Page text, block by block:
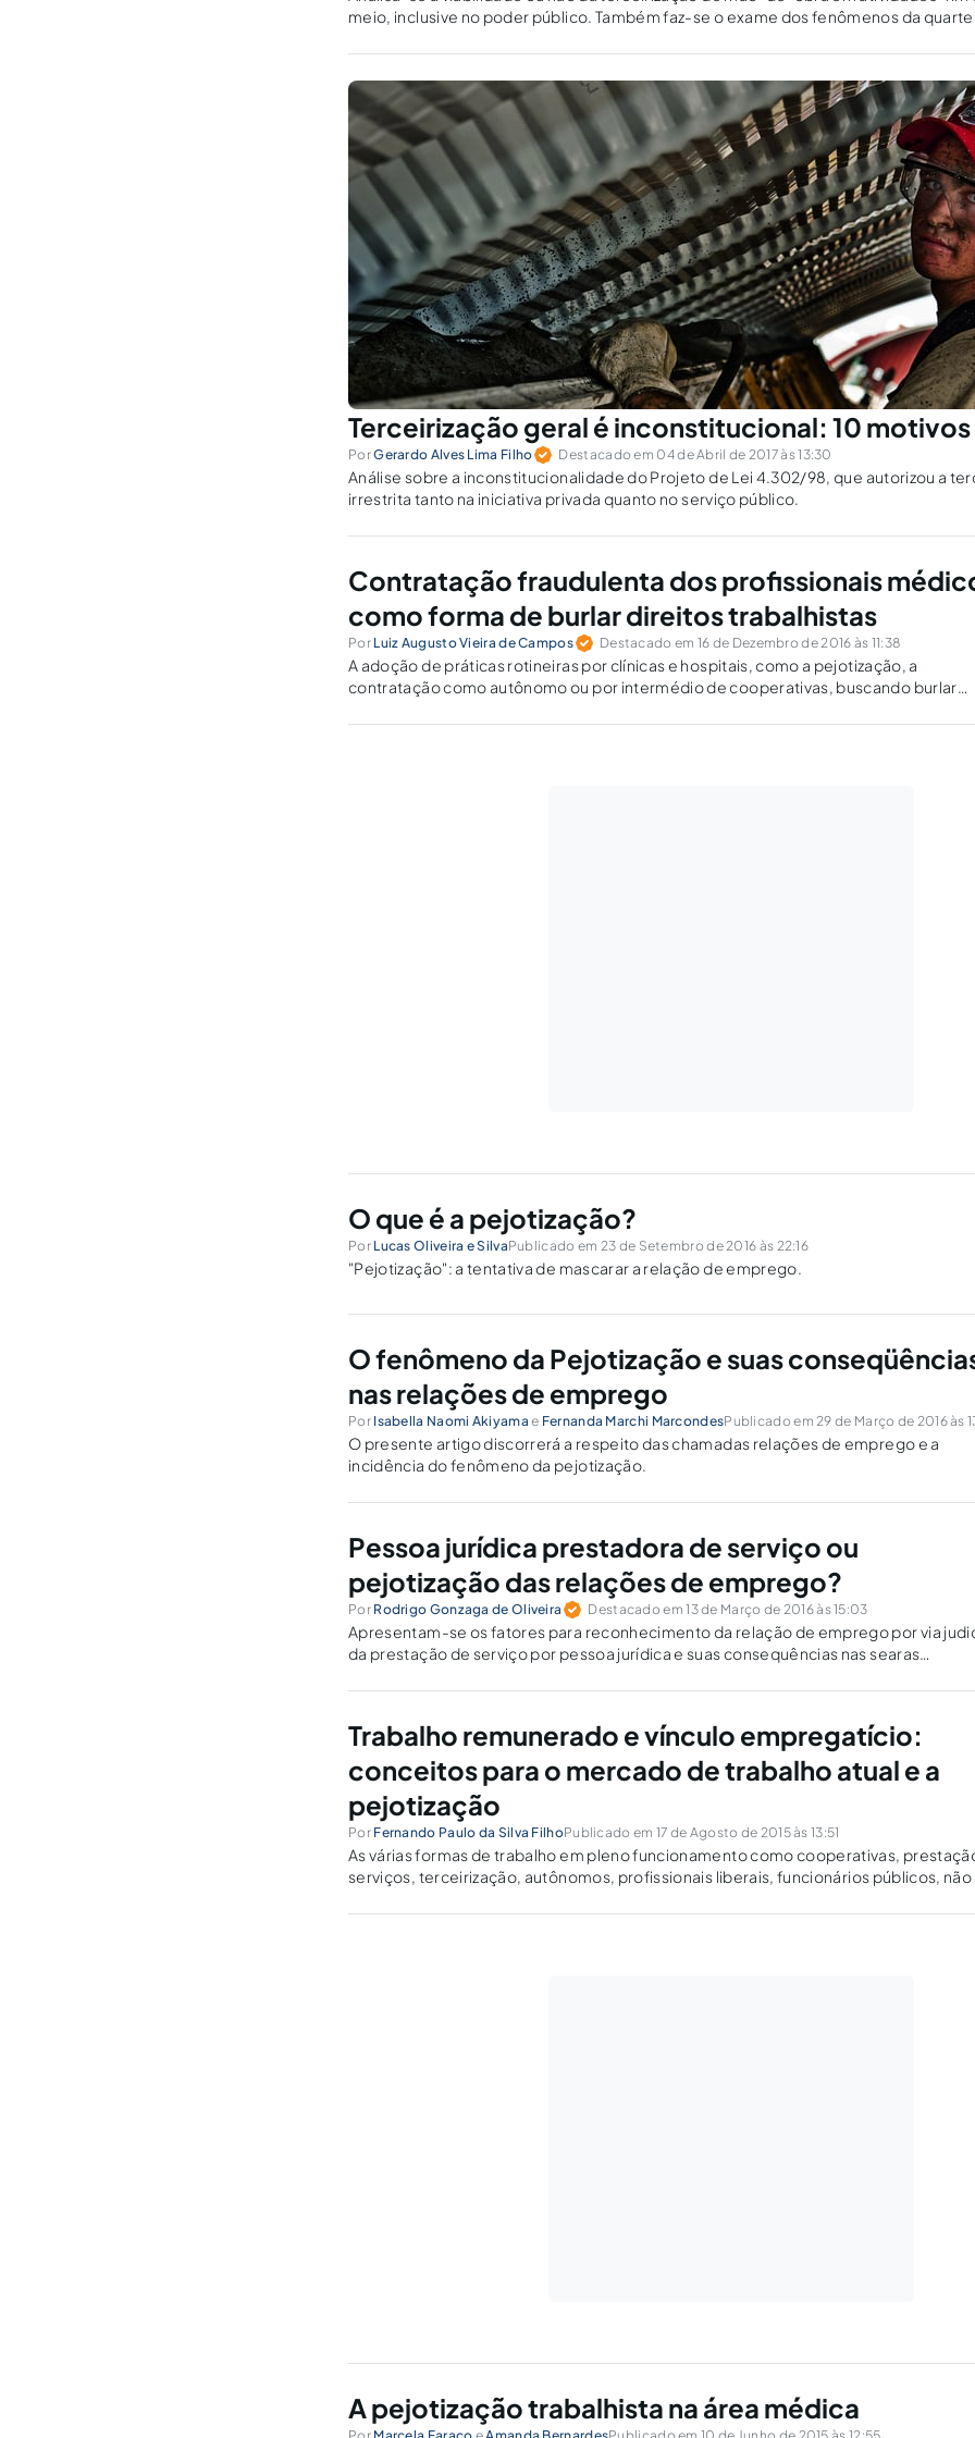
meio, inclusive no poder público. Também faz-se o exame dos fenômenos da
Terceirização geral é inconstitucional: 10 motivos
PorGerardo Alves Lima Filho Destacado em 04 de Abril de 2017 às 13:30
Análise sobre a inconstitucionalidade do Projeto de Lei 4.302/98, que autorizou a
irrestrita tanto na iniciativa privada quanto no serviço público.
Contratação fraudulenta dos profissionais
como forma de burlar direitos trabalhistas
Por Luiz Augusto Vieira de Campos Destacado em 16 de Dezembro de 2016 às 11:38
A adoção de práticas rotineiras por clínicas e hospitais, como a pejotização, a
contratação como autônomo ou por intermédio de cooperativas, buscando burlar
O que é a pejotização?
Por Lucas Oliveira e SilvaPublicado em 23 de Setembro de 2016 às 22:16
"Pejotização": a tentativa de mascarar a relação de emprego.
O fenômeno da Pejotização e suas
nas relações de emprego
Por Isabella Naomi Akiyama e Fernanda Marchi MarcondesPublicado em 29 de Março de 2016 às
O presente artigo discorrerá a respeito das chamadas relações de emprego e a
incidência do fenômeno da pejotização.
Pessoa jurídica prestadora de serviço ou
pejotização das relações de emprego?
Por Rodrigo Gonzaga de Oliveira Destacado em 13 de Março de 2016 às 15:03
Apresentam-se os fatores para reconhecimento da relação de emprego por via
da prestação de serviço por pessoa jurídica e suas consequências nas searas
Trabalho remunerado e vínculo empregatício:
conceitos para o mercado de trabalho atual e a
pejotização
Por Fernando Paulo da Silva FilhoPublicado em 17 de Agosto de 2015 às 13:51
As várias formas de trabalho em pleno funcionamento como cooperativas,
serviços, terceirização, autônomos, profissionais liberais, funcionários públicos, não
A pejotização trabalhista na área médica